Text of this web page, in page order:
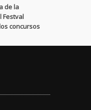
de la
Festval
concursos